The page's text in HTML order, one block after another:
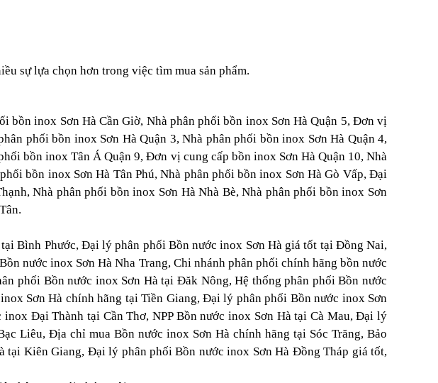
sự lựa chọn hơn trong việc tìm mua sản phẩm.
inox Sơn Hà Cần Giờ, Nhà phân phối bồn inox Sơn Hà Quận 5, Đơn vị
phối bồn inox Sơn Hà Quận 3, Nhà phân phối bồn inox Sơn Hà Quận 4,
bồn inox Tân Á Quận 9, Đơn vị cung cấp bồn inox Sơn Hà Quận 10, Nhà
bồn inox Sơn Hà Tân Phú, Nhà phân phối bồn inox Sơn Hà Gò Vấp, Đại
Nhà phân phối bồn inox Sơn Hà Nhà Bè, Nhà phân phối bồn inox Sơn
Bình Phước, Đại lý phân phối Bồn nước inox Sơn Hà giá tốt tại Đồng Nai,
nước inox Sơn Hà Nha Trang, Chi nhánh phân phối chính hãng bồn nước
phối Bồn nước inox Sơn Hà tại Đăk Nông, Hệ thống phân phối Bồn nước
Sơn Hà chính hãng tại Tiền Giang, Đại lý phân phối Bồn nước inox Sơn
Đại Thành tại Cần Thơ, NPP Bồn nước inox Sơn Hà tại Cà Mau, Đại lý
Liêu, Địa chỉ mua Bồn nước inox Sơn Hà chính hãng tại Sóc Trăng, Bảo
tại Kiên Giang, Đại lý phân phối Bồn nước inox Sơn Hà Đồng Tháp giá tốt,